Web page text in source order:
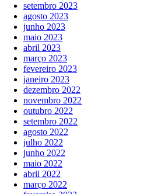
setembro 2023
agosto 2023
junho 2023
maio 2023
abril 2023
março 2023
fevereiro 2023
janeiro 2023
dezembro 2022
novembro 2022
outubro 2022
setembro 2022
agosto 2022
julho 2022
junho 2022
maio 2022
abril 2022
março 2022